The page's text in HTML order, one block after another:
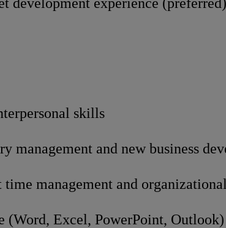
skills
management and new business
management and
Excel, PowerPoint, Outlook)